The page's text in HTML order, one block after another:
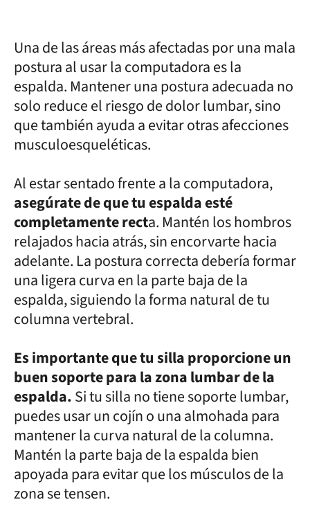
Una de las áreas más afectadas por una mala
postura al usar la computadora es la
espalda. Mantener una postura adecuada no
solo reduce el riesgo de dolor lumbar, sino
que también ayuda a evitar otras afecciones
musculoesqueléticas.
Al estar sentado frente a la computadora,
asegúrate de que tu espalda esté
completamente recta. Mantén los hombros
relajados hacia atrás, sin encorvarte hacia
adelante. La postura correcta debería formar
una ligera curva en la parte baja de la
espalda, siguiendo la forma natural de tu
columna vertebral.
Es importante que tu silla proporcione un
buen soporte para la zona lumbar de la
espalda.Si tu silla no tiene soporte lumbar,
puedes usar un cojín o una almohada para
mantener la curva natural de la columna.
Mantén la parte baja de la espalda bien
apoyada para evitar que los músculos de la
zona se tensen.